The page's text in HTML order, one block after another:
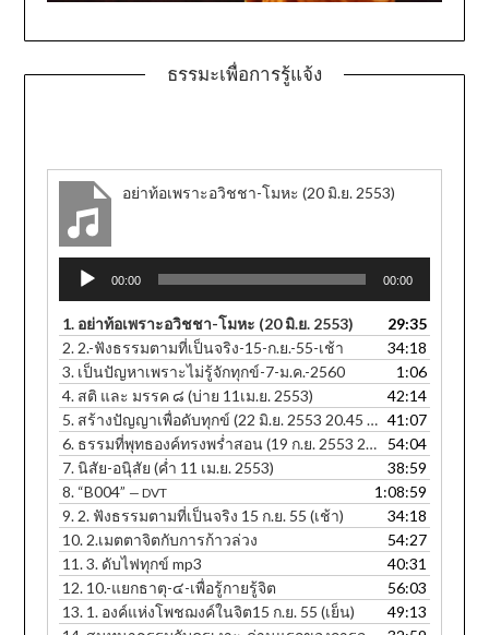
ธรรมะเพื่อการรู้แจ้ง
อย่าท้อเพราะอวิชชา-โมหะ (20 มิ.ย. 2553)
Audio
Player
00:00 00:00
1. อย่าท้อเพราะอวิชชา-โมหะ (20 มิ.ย. 2553)
29:35
2. 2.-ฟังธรรมตามที่เป็นจริง-15-ก.ย.-55-เช้า
34:18
3. เป็นปัญหาเพราะไม่รู้จักทุกข์-7-ม.ค.-2560
1:06
4. สติ และ มรรค ๘ (บ่าย 11เม.ย. 2553)
42:14
5. สร้างปัญญาเพื่อดับทุกข์ (22 มิ.ย. 2553 20.45 น.)
41:07
6. ธรรมที่พุทธองค์ทรงพร่ำสอน (19 ก.ย. 2553 20.25 น.)
54:04
7.นิสัย-อนุิสัย (ค่ำ 11 เม.ย. 2553)
38:59
8. “B004” — DVT
1:08:59
9. 2. ฟังธรรมตามที่เป็นจริง 15 ก.ย. 55 (เช้า)
34:18
10. 2.เมตตาจิตกับการก้าวล่วง
54:27
11.3. ดับไฟทุกข์ mp3
40:31
12. 10.-แยกธาตุ-๔-เพื่อรู้กายรู้จิต
56:03
13. 1. องค์แห่งโพชฌงค์ในจิต15 ก.ย. 55 (เย็น)
49:13